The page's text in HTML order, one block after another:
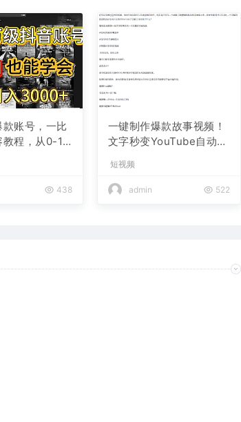
账号，一比
程，从0-1
入10w+
438
一键制作爆款故事视频！
文字秒变YouTube自动发
短视频
admin 522